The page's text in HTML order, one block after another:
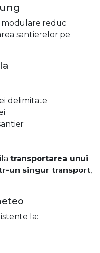
modulare reduc
santierelor pe
delimitate
transportarea unui
un singur transport,
la: